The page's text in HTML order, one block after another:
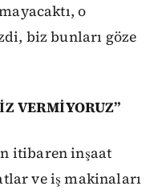
o
biz bunları göze
VERMİYORUZ”
itibaren inşaat
ve iş makinaları